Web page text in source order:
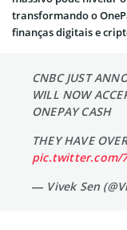
transformando o
finanças digitais e
CNBC JUST
WILL NOW
ONEPAY CASH
THEY HAVE
pic.twitter.com/
— Vivek Sen